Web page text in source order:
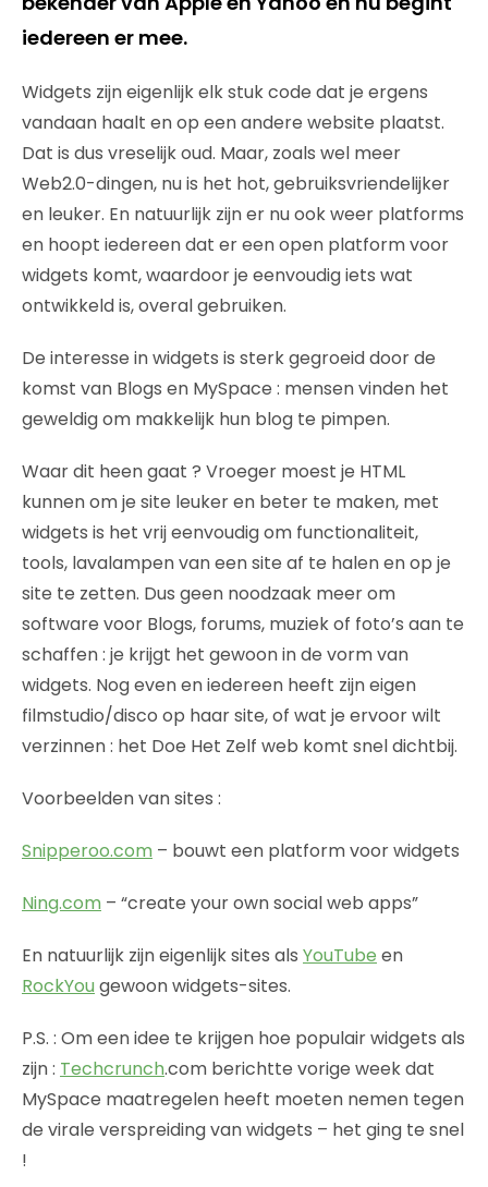
iedereen er mee.
Widgets zijn eigenlijk elk stuk code dat je ergens
vandaan haalt en op een andere website plaatst.
Dat is dus vreselijk oud. Maar, zoals wel meer
Web2.0-dingen, nu is het hot, gebruiksvriendelijker
en leuker. En natuurlijk zijn er nu ook weer platforms
en hoopt iedereen dat er een open platform voor
widgets komt, waardoor je eenvoudig iets wat
ontwikkeld is, overal gebruiken.
De interesse in widgets is sterk gegroeid door de
komst van Blogs en MySpace : mensen vinden het
geweldig om makkelijk hun blog te pimpen.
Waar dit heen gaat ? Vroeger moest je HTML
kunnen om je site leuker en beter te maken, met
widgets is het vrij eenvoudig om functionaliteit,
tools, lavalampen van een site af te halen en op je
site te zetten. Dus geen noodzaak meer om
software voor Blogs, forums, muziek of foto’s aan te
schaffen : je krijgt het gewoon in de vorm van
widgets. Nog even en iedereen heeft zijn eigen
filmstudio/disco op haar site, of wat je ervoor wilt
verzinnen : het Doe Het Zelf web komt snel dichtbij.
Voorbeelden van sites :
Snipperoo.com – bouwt een platform voor widgets
Ning.com – “create your own social web apps”
En natuurlijk zijn eigenlijk sites als YouTube en
RockYou gewoon widgets-sites.
P.S. : Om een idee te krijgen hoe populair widgets als
zijn : Techcrunch.com berichtte vorige week dat
MySpace maatregelen heeft moeten nemen tegen
de virale verspreiding van widgets – het ging te snel
!